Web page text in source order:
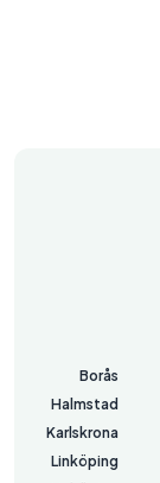
Borås
Halmstad
Karlskrona
Linköping